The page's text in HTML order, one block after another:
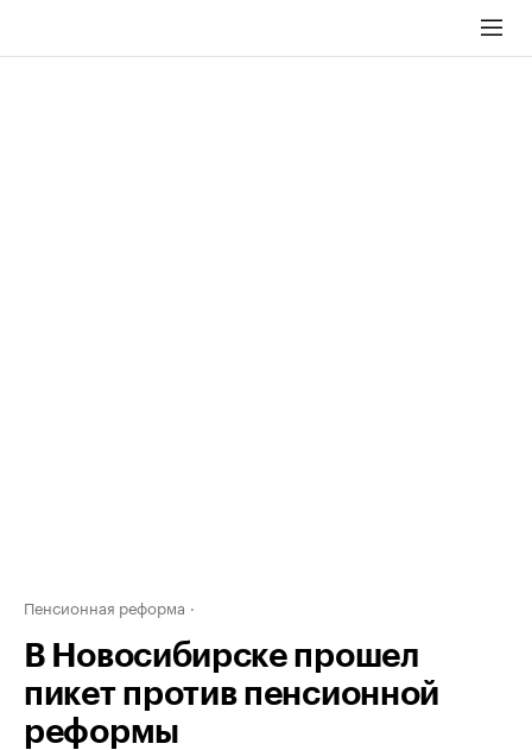
Пенсионная реформа
В Новосибирске прошел
пикет против пенсионной
реформы